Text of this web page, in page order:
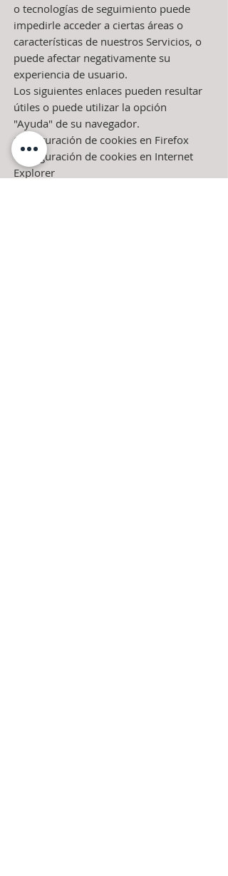
o tecnologías de seguimiento puede
impedirle acceder a ciertas áreas o
características de nuestros Servicios, o
puede afectar negativamente su
experiencia de usuario.
Los siguientes enlaces pueden resultar
útiles o puede utilizar la opción
"Ayuda" de su navegador.
Configuración de cookies en Firefox
Configuración de cookies en Internet
Explorer